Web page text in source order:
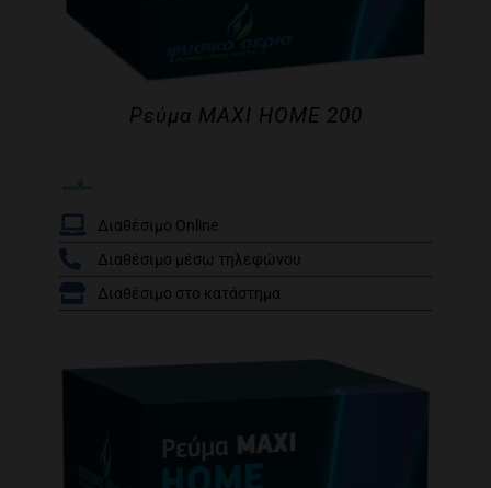
/
Ρεύμα MAXI HOME 200
Διαθέσιμο Online
Διαθέσιμο μέσω τηλεφώνου
Διαθέσιμο στο κατάστημα